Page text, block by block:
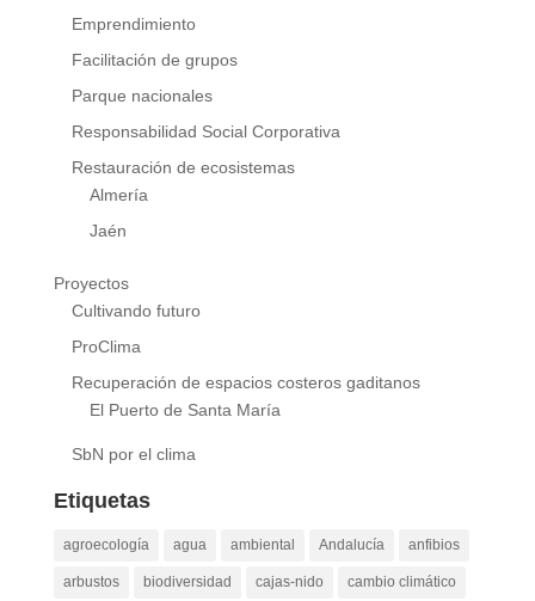
Emprendimiento
Facilitación de grupos
Parque nacionales
Responsabilidad Social Corporativa
Restauración de ecosistemas
Almería
Jaén
Proyectos
Cultivando futuro
ProClima
Recuperación de espacios costeros gaditanos
El Puerto de Santa María
SbN por el clima
Etiquetas
agroecología agua ambiental Andalucía anfibios
arbustos biodiversidad cajas-nido cambio climático